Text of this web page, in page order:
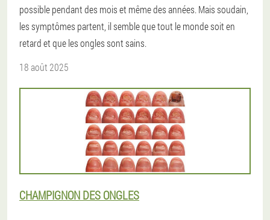
possible pendant des mois et même des années. Mais soudain,
les symptômes partent, il semble que tout le monde soit en
retard et que les ongles sont sains.
18 août 2025
CHAMPIGNON DES ONGLES